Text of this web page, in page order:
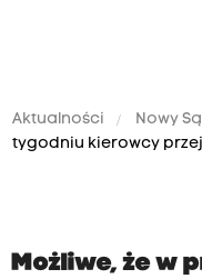
Aktualności Nowy
tygodniu kierowcy
Możliwe, że w